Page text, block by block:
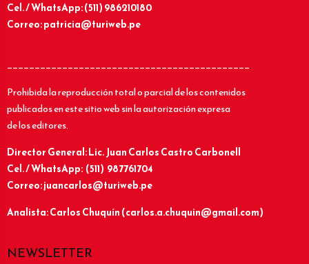
Cel. / WhatsApp: (511) 986210180
Correo: patricia@turiweb.pe
____________________________________________
Prohibida la reproducción total o parcial de los contenidos
publicados en este sitio web sin la autorización expresa
de los editores.
Director General: Lic.Juan Carlos Castro Carbonell
Cel. / WhatsApp: (511) 987761704
Correo: juancarlos@turiweb.pe
Analista: Carlos Chuquín (carlos.a.chuquin@gmail.com)
NEWSLETTER